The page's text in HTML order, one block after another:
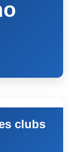
clubs